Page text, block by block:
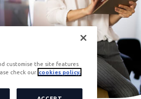
customise the site features
check our cookies policy.